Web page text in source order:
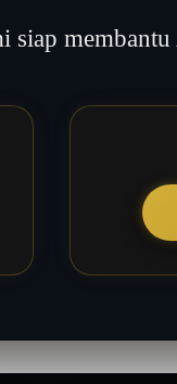
siap membantu